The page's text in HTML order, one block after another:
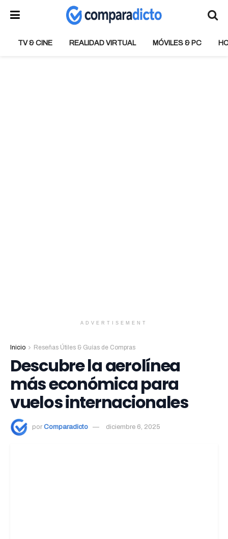
TV & CINE REALIDAD VIRTUAL MÓVILES & PC
ADVERTISEMENT
Inicio Reseñas Útiles & Guías de Compras
Descubre la aerolínea
más económica para
vuelos internacionales
por Comparadicto diciembre 6, 2025